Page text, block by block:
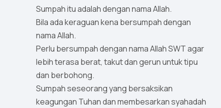
Sumpah itu adalah dengan nama Allah.
Bila ada keraguan kena bersumpah dengan
nama Allah.
Perlu bersumpah dengan nama Allah SWT agar
lebih terasa berat, takut dan gerun untuk tipu
dan berbohong.
Sumpah seseorang yang bersaksikan
keagungan Tuhan dan membesarkan syahadah